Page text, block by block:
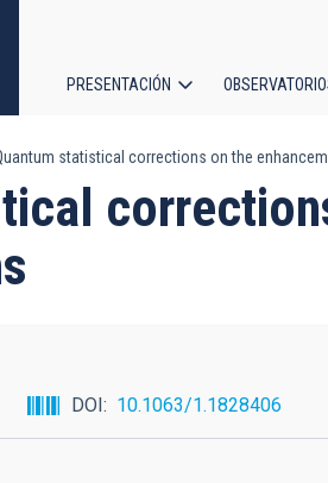
principal
PRESENTACIÓN
statistical corrections on the
DOI 10.1063/1.1828406